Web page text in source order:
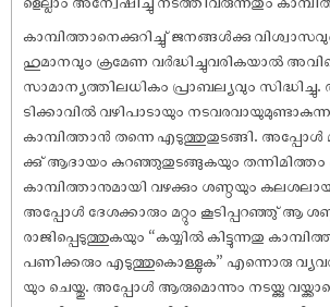
കാമ്പിത്താനെക്കുറിച്ചു് ജനങ്ങൾക്കു
ഹുമാനവും ക്രമേണ വർദ്ധിച്ചുവരികയാൽ
സാമാന്യത്തിലധികം പ്രാബല്യവും
ടിക്കാവിൽ വഴിപാടായും
കാമ്പിത്താൻ തന്നെ എടുത്തുതുടങ്ങി.
ക്കു് ആദായം കുറഞ്ഞുതുടങ്ങുകയും
കാമ്പിത്താനുമായി വഴക്കും ശണ്ഠയും
അപ്പോൾ ദേശക്കാരും മറ്റും കൂടിപ്പറഞ്ഞു് ആ
രാജിപ്പെടുത്തുകയും “കയ്യിൽ കിട്ടുന്നതു
പണിക്കരും എടുത്തുകൊള്ളുക” എന്നൊരു
യും ചെയ്തു. അപ്പോൾ ആരുമൊന്നും നടയ്ക്കു